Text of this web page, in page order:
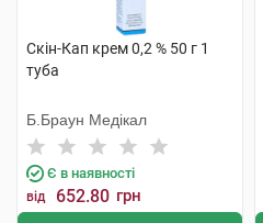
Скін-Кап крем 0,2 % 50 г 1
туба
Б.Браун Медікал
Є в наявності
від 652.80 грн